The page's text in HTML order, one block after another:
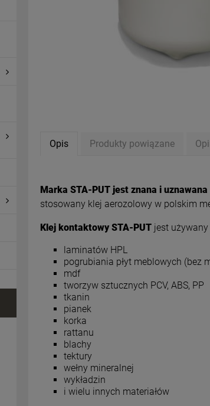
Opis Produkty powiązane
Marka STA-PUT jest znana i
stosowany klej aerozolowy w polskim
Klej kontaktowy STA-PUT jest używany
laminatów HPL
pogrubiania płyt meblowych (bez
mdf
tworzyw sztucznych PCV, ABS, PP
tkanin
pianek
korka
rattanu
blachy
tektury
wełny mineralnej
wykładzin
i wielu innych materiałów